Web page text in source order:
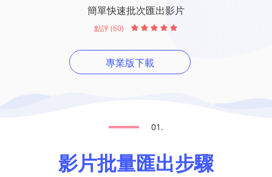
簡單快速批次匯出影片
點評 (60)
專業版下載
01.
影片批量匯出步驟